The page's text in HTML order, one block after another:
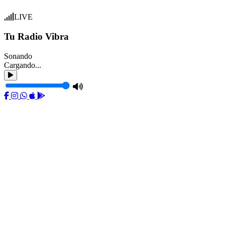
LIVE
Tu Radio Vibra
Sonando
Cargando...